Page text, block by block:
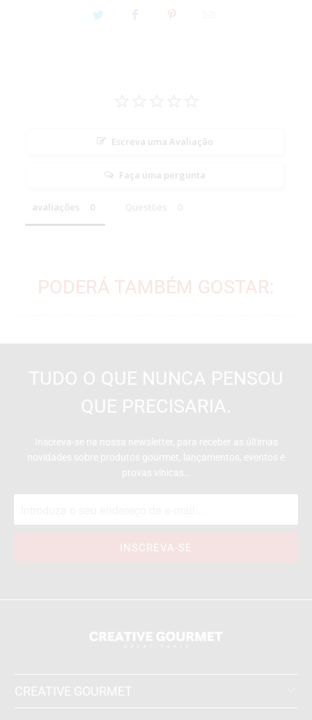
Escreva uma Avaliação
Faça uma pergunta
avaliações Questões
PODERÁ TAMBÉM GOSTAR:
TUDO O QUE NUNCA PENSOU
QUE PRECISARIA.
Inscreva-se na nossa newsletter, para receber as últimas
novidades sobre produtos gourmet, lançamentos, eventos e
provas vínicas…
CREATIVE GOURMET